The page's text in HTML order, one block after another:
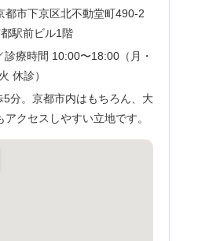
都市下京区北不動堂町490-2
駅前ビル1階
療時間 10:00〜18:00（月・
火 休診）
分。京都市内はもちろん、大
クセスしやすい立地です。